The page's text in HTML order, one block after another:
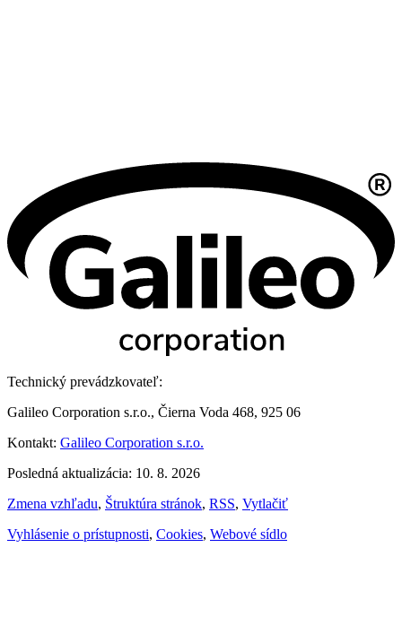
Technický prevádzkovateľ:
Galileo Corporation s.r.o., Čierna Voda 468, 925 06
Kontakt: Galileo Corporation s.r.o.
Posledná aktualizácia: 10. 8. 2026
Zmena vzhľadu, Štruktúra stránok, RSS, Vytlačiť
Vyhlásenie o prístupnosti, Cookies, Webové sídlo